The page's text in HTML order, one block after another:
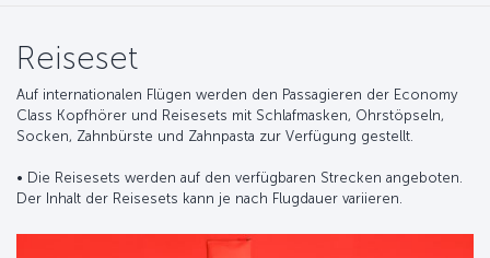
Reiseset
Auf internationalen Flügen werden den Passagieren der Economy
Class Kopfhörer und Reisesets mit Schlafmasken, Ohrstöpseln,
Socken, Zahnbürste und Zahnpasta zur Verfügung gestellt.
• Die Reisesets werden auf den verfügbaren Strecken angeboten.
Der Inhalt der Reisesets kann je nach Flugdauer variieren.